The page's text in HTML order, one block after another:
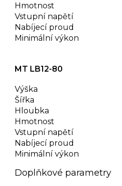
Hmotnost
Vstupní napětí
Nabíjecí proud
Minimální výkon
MT LB12-80
Výška
Šířka
Hloubka
Hmotnost
Vstupní napětí
Nabíjecí proud
Minimální výkon
Doplňkové parametry